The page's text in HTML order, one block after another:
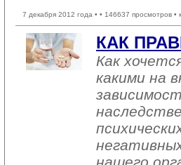
7 декабря 2012 года • • 146637 просмотров •
КАК
Как
какими на